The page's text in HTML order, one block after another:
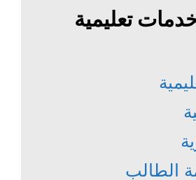
تعليمية
الطالب